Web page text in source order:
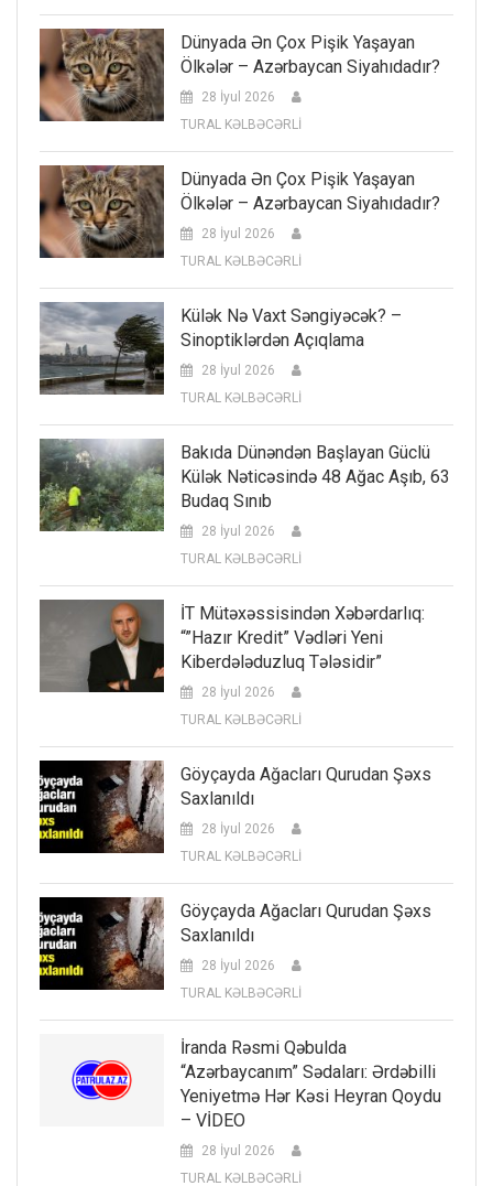
Dünyada Ən Çox Pişik Yaşayan
Ölkələr – Azərbaycan Siyahıdadır?
28 İyul 2026
TURAL KƏLBƏCƏRLİ
Dünyada Ən Çox Pişik Yaşayan
Ölkələr – Azərbaycan Siyahıdadır?
28 İyul 2026
TURAL KƏLBƏCƏRLİ
Külək Nə Vaxt Səngiyəcək? –
Sinoptiklərdən Açıqlama
28 İyul 2026
TURAL KƏLBƏCƏRLİ
Bakıda Dünəndən Başlayan Güclü
Külək Nəticəsində 48 Ağac Aşıb, 63
Budaq Sınıb
28 İyul 2026
TURAL KƏLBƏCƏRLİ
İT Mütəxəssisindən Xəbərdarlıq:
“”Hazır Kredit” Vədləri Yeni
Kiberdələduzluq Tələsidir”
28 İyul 2026
TURAL KƏLBƏCƏRLİ
Göyçayda Ağacları Qurudan Şəxs
Saxlanıldı
28 İyul 2026
TURAL KƏLBƏCƏRLİ
Göyçayda Ağacları Qurudan Şəxs
Saxlanıldı
28 İyul 2026
TURAL KƏLBƏCƏRLİ
İranda Rəsmi Qəbulda
“Azərbaycanım” Sədaları: Ərdəbilli
Yeniyetmə Hər Kəsi Heyran Qoydu
– VİDEO
28 İyul 2026
TURAL KƏLBƏCƏRLİ